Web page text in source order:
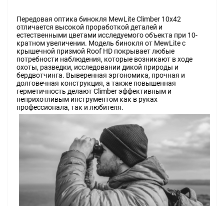
Передовая оптика бинокля MewLite Climber 10x42
отличается высокой проработкой деталей и
естественными цветами исследуемого объекта при 10-
кратном увеличении. Модель бинокля от MewLite с
крышечной призмой Roof HD покрывает любые
потребности наблюдения, которые возникают в ходе
охоты, разведки, исследовании дикой природы и
бердвотчинга. Выверенная эргономика, прочная и
долговечная конструкция, а также повышенная
герметичность делают Climber эффективным и
неприхотливым инструментом как в руках
профессионала, так и любителя.